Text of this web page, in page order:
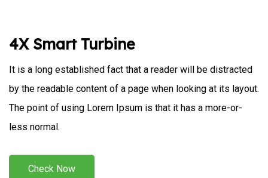
4X Smart Turbine
It is a long established fact that a reader will be distracted
by the readable content of a page when looking at its layout.
The point of using Lorem Ipsum is that it has a more-or-
less normal.
Check Now